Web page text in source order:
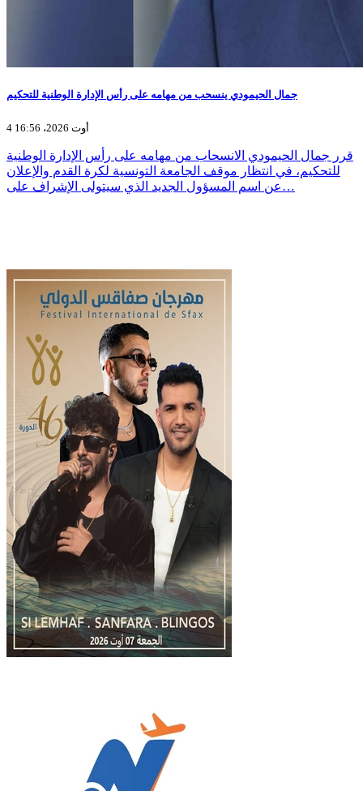
جمال الحيمودي ينسحب من مهامه على رأس الإدارة الوطنية للتحكيم
4 أوت 2026، 16:56
قرر جمال الحيمودي الانسحاب من مهامه على رأس الإدارة الوطنية
للتحكيم، في انتظار موقف الجامعة التونسية لكرة القدم والإعلان
عن اسم المسؤول الجديد الذي سيتولى الإشراف على…